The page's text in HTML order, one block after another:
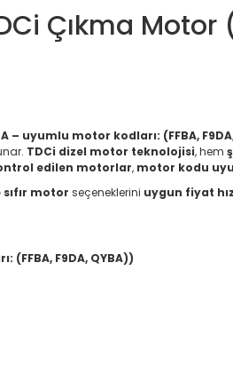
Çıkma
– uyumlu motor kodları: (FFBA,
TDCi dizel motor teknolojisi, hem
edilen motorlar, motor kodu
motor seçeneklerini uygun fiyat
(FFBA, F9DA, QYBA))